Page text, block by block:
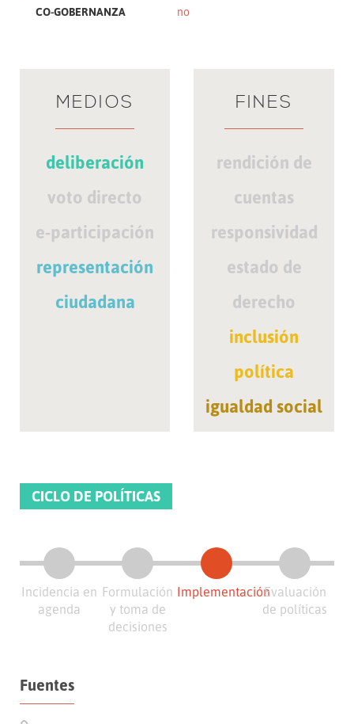
CO-GOBERNANZA no
MEDIOS
deliberación
voto directo
e-participación
representación
ciudadana
FINES
rendición de
cuentas
responsividad
estado de
derecho
inclusión
política
igualdad social
CICLO DE POLÍTICAS
Incidencia en
agenda
Formulación
y toma de
decisiones
ImplementaciónEvaluación
de políticas
Fuentes